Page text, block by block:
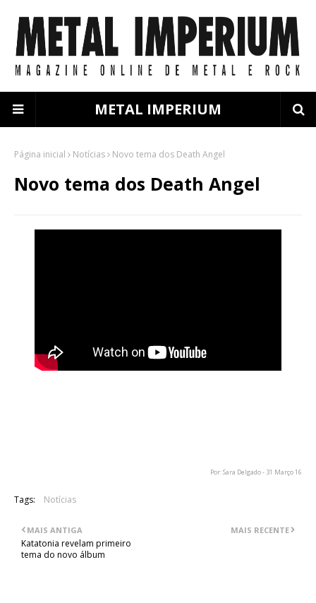
METAL IMPERIUM
Página inicial Notícias Novo tema dos Death Angel
Novo tema dos Death Angel
Por: Sara Delgado - 31 Março 16
Tags: Notícias
MAIS RECENTE
MAIS ANTIGA
Katatonia revelam primeiro
tema do novo álbum